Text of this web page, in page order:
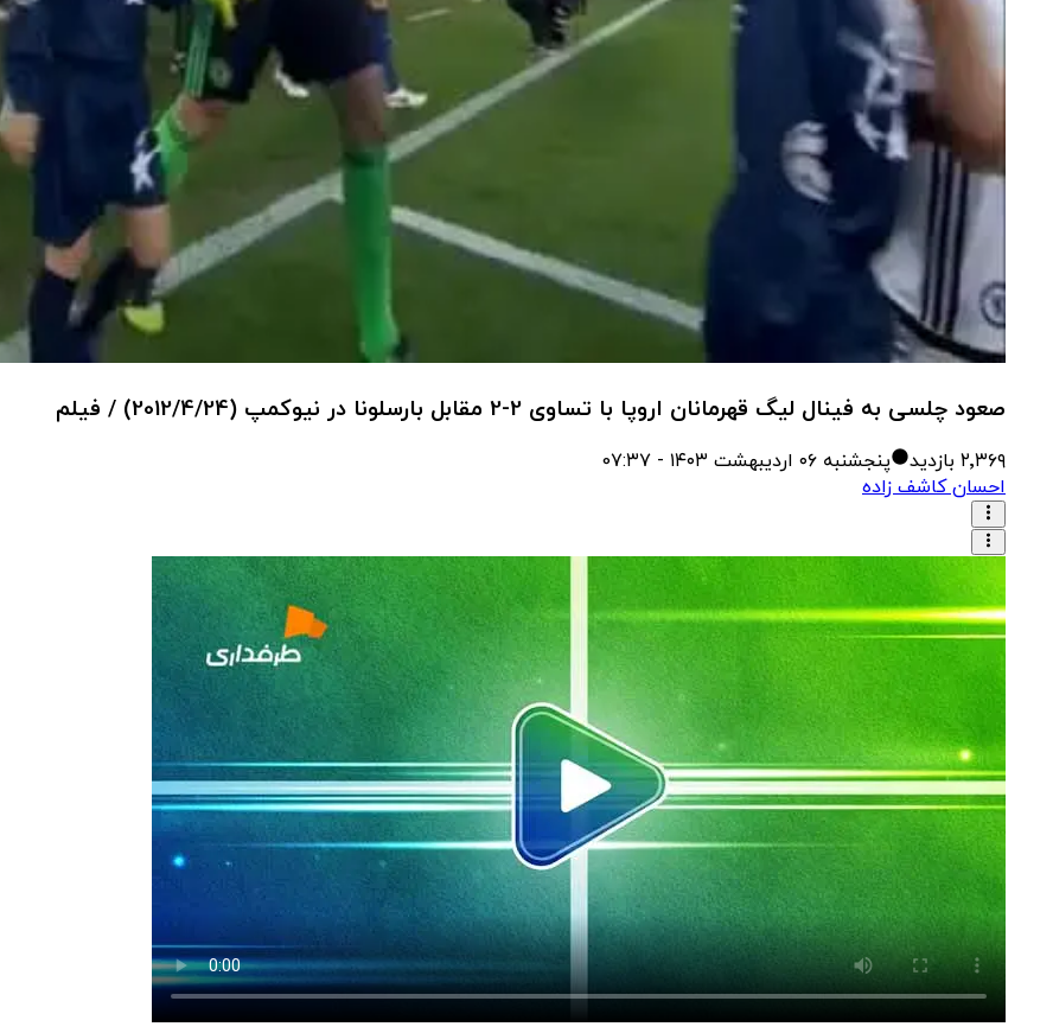
صعود چلسی به فینال لیگ قهرمانان اروپا با تساوی 2-2 مقابل بارسلونا در نیوکمپ (2012/4/24) / فیلم
۲٬۳۶۹ بازدید
پنجشنبه ۰۶ اردیبهشت ۱۴۰۳ - 0۷:۳۷
احسان کاشف زاده